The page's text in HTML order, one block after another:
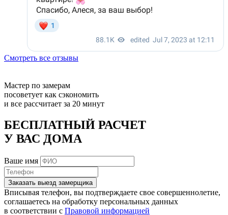
Смотреть все отзывы
Мастер по замерам
посоветует как сэкономить
и все рассчитает за 20 минут
БЕСПЛАТНЫЙ РАСЧЕТ
У ВАС ДОМА
Ваше имя
Заказать выезд замерщика
Вписывая телефон, вы подтверждаете свое совершеннолетие,
соглашаетесь на обработку персональных данных
в соответствии с Правовой информацией